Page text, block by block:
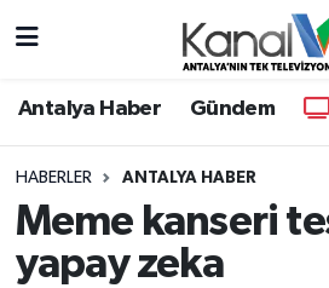
Antalya Haber Gündem
HABERLER ANTALYA HABER
Meme kanseri
yapay zeka
Antalya Haber
Dünya
Eğitim
Hava Durumu
Trafik Durumu
Süper Lig Puan Durumu ve